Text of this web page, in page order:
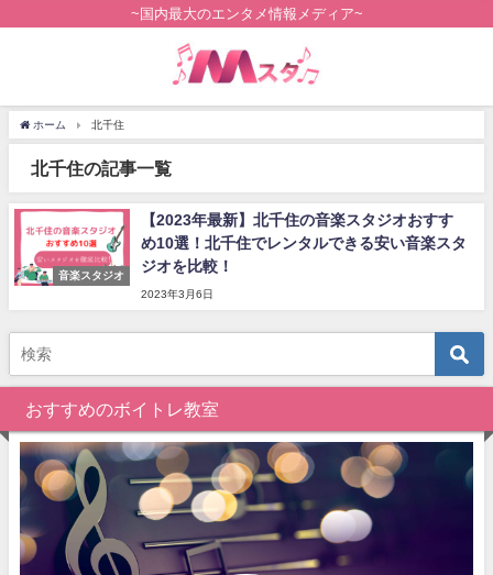
~国内最大のエンタメ情報メディア~
ホーム 北千住
北千住の記事一覧
音楽スタジオ
【2023年最新】北千住の音楽スタジオおすす
め10選！北千住でレンタルできる安い音楽スタ
ジオを比較！
2023年3月6日
おすすめのボイトレ教室